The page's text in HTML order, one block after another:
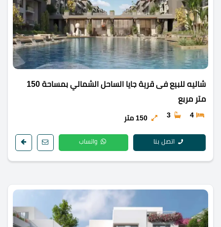
شاليه للبيع فى قرية جايا الساحل الشمالي بمساحة 150
متر مربع
4
3 150 متر
اتصل بنا واتساب